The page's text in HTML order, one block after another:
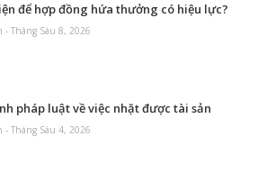
để hợp đồng hứa thưởng có hiệu lực?
- Tháng Sáu 8, 2026
pháp luật về việc nhặt được tài sản
- Tháng Sáu 4, 2026